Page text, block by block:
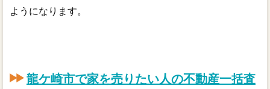
ようになります。
龍ケ崎市で家を売りたい人の不動産一括査